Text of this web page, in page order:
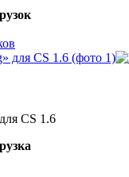
CS 1.6